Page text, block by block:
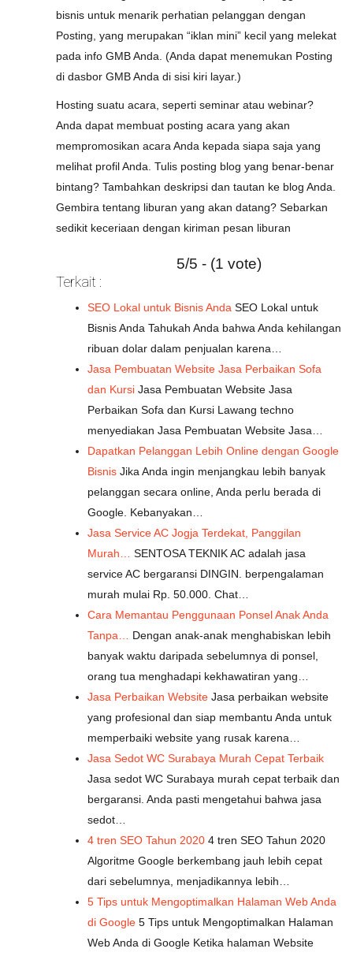
bisnis untuk menarik perhatian pelanggan dengan
Posting, yang merupakan “iklan mini” kecil yang melekat
pada info GMB Anda. (Anda dapat menemukan Posting
di dasbor GMB Anda di sisi kiri layar.)
Hosting suatu acara, seperti seminar atau webinar?
Anda dapat membuat posting acara yang akan
mempromosikan acara Anda kepada siapa saja yang
melihat profil Anda. Tulis posting blog yang benar-benar
bintang? Tambahkan deskripsi dan tautan ke blog Anda.
Gembira tentang liburan yang akan datang? Sebarkan
sedikit keceriaan dengan kiriman pesan liburan
5/5 - (1 vote)
Terkait :
SEO Lokal untuk Bisnis Anda SEO Lokal untuk
Bisnis Anda Tahukah Anda bahwa Anda kehilangan
ribuan dolar dalam penjualan karena…
Jasa Pembuatan Website Jasa Perbaikan Sofa
dan Kursi Jasa Pembuatan Website Jasa
Perbaikan Sofa dan Kursi Lawang techno
menyediakan Jasa Pembuatan Website Jasa…
Dapatkan Pelanggan Lebih Online dengan Google
Bisnis Jika Anda ingin menjangkau lebih banyak
pelanggan secara online, Anda perlu berada di
Google. Kebanyakan…
Jasa Service AC Jogja Terdekat, Panggilan
Murah…
SENTOSA TEKNIK AC adalah jasa
service AC bergaransi DINGIN. berpengalaman
murah mulai Rp. 50.000. Chat…
Cara Memantau Penggunaan Ponsel Anak Anda
Tanpa…
Dengan anak-anak menghabiskan lebih
banyak waktu daripada sebelumnya di ponsel,
orang tua menghadapi kekhawatiran yang…
Jasa Perbaikan Website Jasa perbaikan website
yang profesional dan siap membantu Anda untuk
memperbaiki website yang rusak karena…
Jasa Sedot WC Surabaya Murah Cepat Terbaik
Jasa sedot WC Surabaya murah cepat terbaik dan
bergaransi. Anda pasti mengetahui bahwa jasa
sedot…
4 tren SEO Tahun 2020 4 tren SEO Tahun 2020
Algoritme Google berkembang jauh lebih cepat
dari sebelumnya, menjadikannya lebih…
5 Tips untuk Mengoptimalkan Halaman Web Anda
di Google 5 Tips untuk Mengoptimalkan Halaman
Web Anda di Google Ketika halaman Website